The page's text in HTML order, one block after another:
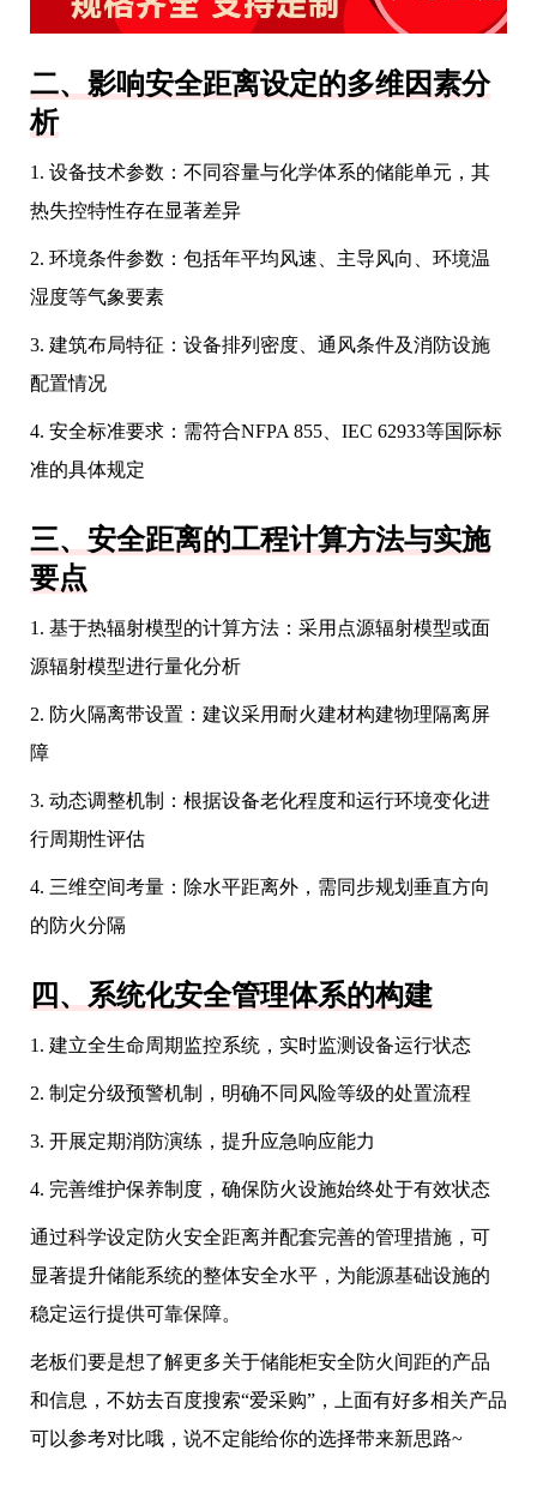
二、影响安全距离设定的多维因素分
析
1. 设备技术参数：不同容量与化学体系的储能单元，其
热失控特性存在显著差异
2. 环境条件参数：包括年平均风速、主导风向、环境温
湿度等气象要素
3. 建筑布局特征：设备排列密度、通风条件及消防设施
配置情况
4. 安全标准要求：需符合NFPA 855、IEC 62933等国际标
准的具体规定
三、安全距离的工程计算方法与实施
要点
1. 基于热辐射模型的计算方法：采用点源辐射模型或面
源辐射模型进行量化分析
2. 防火隔离带设置：建议采用耐火建材构建物理隔离屏
障
3. 动态调整机制：根据设备老化程度和运行环境变化进
行周期性评估
4. 三维空间考量：除水平距离外，需同步规划垂直方向
的防火分隔
四、系统化安全管理体系的构建
1. 建立全生命周期监控系统，实时监测设备运行状态
2. 制定分级预警机制，明确不同风险等级的处置流程
3. 开展定期消防演练，提升应急响应能力
4. 完善维护保养制度，确保防火设施始终处于有效状态
通过科学设定防火安全距离并配套完善的管理措施，可
显著提升储能系统的整体安全水平，为能源基础设施的
稳定运行提供可靠保障。
老板们要是想了解更多关于储能柜安全防火间距的产品
和信息，不妨去百度搜索“爱采购”，上面有好多相关产品
可以参考对比哦，说不定能给你的选择带来新思路~